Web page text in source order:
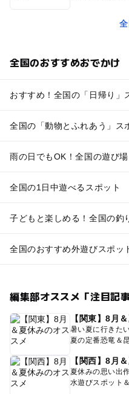
全国のおすすめおでかけ
おすすめ！全国の「日帰り」
全国の「動物とふれあう」ス
雨の日でもOK！全国の遊び場
全国の1日中遊べるスポット
子どもと楽しめる！全国の釣
全国のおすすめ外遊びスポッ
編集部オススメ「注目記事
【関東】8月
暑い夏に行きた
夏の定番恐竜＆
【関西】8月
夏休みの思い出
水遊びスポット